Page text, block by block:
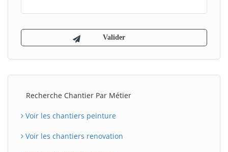
Recherche Chantier Par Métier
Voir les chantiers peinture
Voir les chantiers renovation